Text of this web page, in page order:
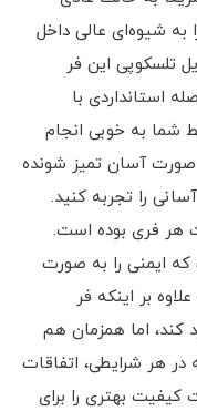
به شیوه‌ای عالی داخل
تلسکوپی این فر
استانداردی با
شما به خوبی انجام
آسان تمیز شونده
را تجربه کنید.
هر فری بوده است.
ایمنی را به صورت
بر اینکه فر
کند، اما همزمان هم
در هر شرایطی، اتفاقات
بهتری را برای